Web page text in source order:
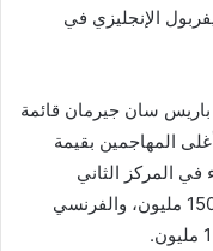
الإنجليزي في
سان جيرمان قائمة
المهاجمين بقيمة
يورو، وجاء في المركز الثاني
الإنجليزي هاري كين مهاجم توتنهام بقيمة 150 مليون، والفرنسي